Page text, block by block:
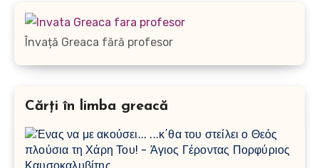
Învață Greaca fără profesor
Cărți în limba greacă